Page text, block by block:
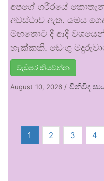
අපගේ ශරීරයේ
අවස්ථාව ඇත. මෙය
මඟතොට දී ආදී
හැක්කකි. ඩෙංගු
වැඩිපුර කියවන්න
August 10, 2026 / විනිවිද
1 2 3 4